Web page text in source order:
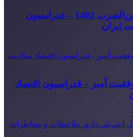
جشنواره امین‌الضرب 1402 – فدراسیون
ایران
آمیز – فدراسیون اقتصاد